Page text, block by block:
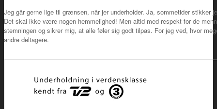
Jeg går gerne lige til grænsen, når jer underholder. Ja, sommetider stikker
Det skal ikke være nogen hemmelighed! Men altid med respekt for de
stemningen og sikrer mig, at alle føler sig godt tilpas. For jeg ved, hvor
andre deltagere.